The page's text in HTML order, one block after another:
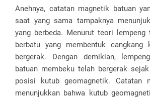
Anehnya, catatan magnetik batuan
saat yang sama tampaknya
yang berbeda. Menurut teori lempeng
berbatu yang membentuk cangkang
bergerak. Dengan demikian,
batuan membeku telah bergerak
posisi kutub geomagnetik. Catatan
menunjukkan bahwa kutub